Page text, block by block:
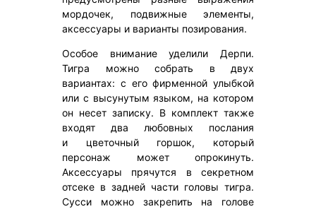
мордочек, подвижные элементы,
аксессуары и варианты позирования.
Особое внимание уделили Дерпи.
Тигра можно собрать в двух
вариантах: с его фирменной улыбкой
или с высунутым языком, на котором
он несет записку. В комплект также
входят два любовных послания
и цветочный горшок, который
персонаж может опрокинуть.
Аксессуары прячутся в секретном
отсеке в задней части головы тигра.
Сусси можно закрепить на голове